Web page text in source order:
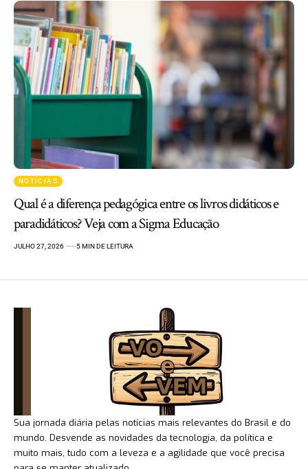
NOTÍCIAS
Qual é a diferença pedagógica entre os livros didáticos e
paradidáticos? Veja com a Sigma Educação
JULHO 27, 2026 5 MIN DE LEITURA
Sua jornada diária pelas notícias mais relevantes do Brasil e do
mundo. Desvende as novidades da tecnologia, da política e
muito mais, tudo com a leveza e a agilidade que você precisa